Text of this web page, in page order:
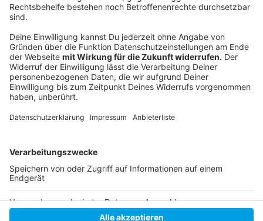
Cell Broadcast: Smartphones werden durch das
einen lauten Ton bestückt. (Hinweis: Das Cell
Brodcast-System entwarnt nicht um 11:45 Uhr
wie die anderen Systeme)
Anzeige
Anzeige